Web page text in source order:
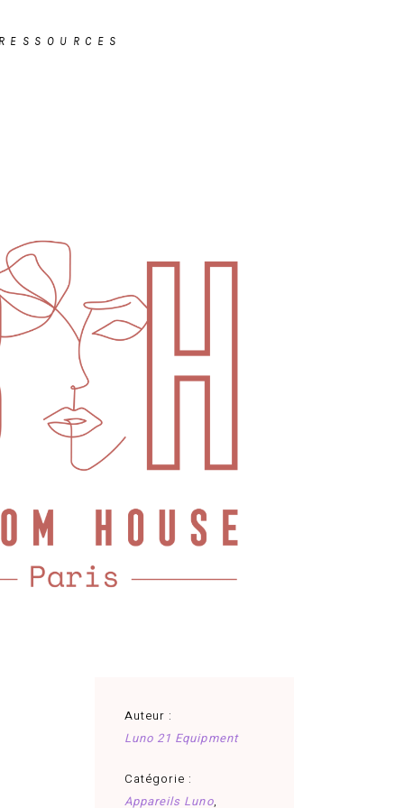
RESSOURCES
Auteur :
Luno 21 Equipment
Catégorie :
Appareils Luno,